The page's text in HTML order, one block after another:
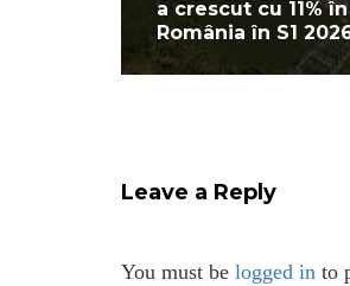
a crescut cu 11% în
România în S1
Leave a Reply
You must be logged in to